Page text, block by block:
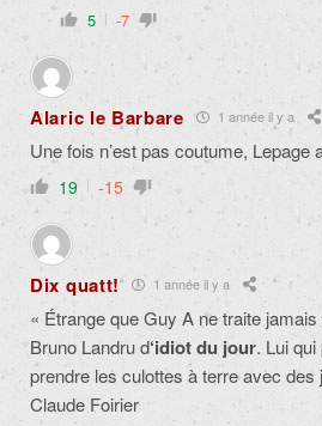
5 -7
Alaric le Barbare 1 année il y a
Une fois n’est pas coutume, Lepage
19 -15
Dix quatt! 1 année il y a
« Étrange que Guy A ne traite
Bruno Landru d‘idiot du jour. Lui qui
prendre les culottes à terre avec des
Claude Foirier